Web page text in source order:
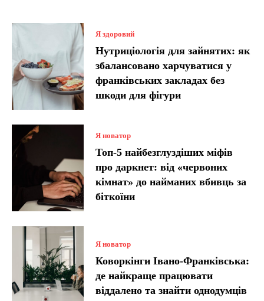
Я здоровий
Нутриціологія для зайнятих: як
збалансовано харчуватися у
франківських закладах без
шкоди для фігури
Я новатор
Топ-5 найбезглуздіших міфів
про даркнет: від «червоних
кімнат» до найманих вбивць за
біткоїни
Я новатор
Коворкінги Івано-Франківська:
де найкраще працювати
віддалено та знайти однодумців